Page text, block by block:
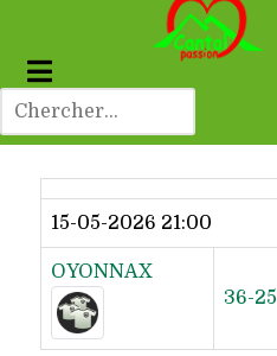
Dernier résultat
15-05-2026 21:00
OYONNAX
36-25